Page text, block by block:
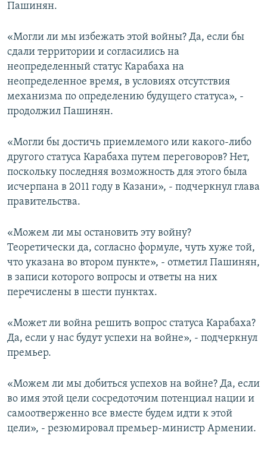
Пашинян.
«Могли ли мы избежать этой войны? Да, если бы
сдали территории и согласились на
неопределенный статус Карабаха на
неопределенное время, в условиях отсутствия
механизма по определению будущего статуса», -
продолжил Пашинян.
«Могли бы достичь приемлемого или какого-либо
другого статуса Карабаха путем переговоров? Нет,
поскольку последняя возможность для этого была
исчерпана в 2011 году в Казани», - подчеркнул глава
правительства.
«Можем ли мы остановить эту войну?
Теоретически да, согласно формуле, чуть хуже той,
что указана во втором пункте», - отметил Пашинян,
в записи которого вопросы и ответы на них
перечислены в шести пунктах.
«Может ли война решить вопрос статуса Карабаха?
Да, если у нас будут успехи на войне», - подчеркнул
премьер.
«Можем ли мы добиться успехов на войне? Да, если
во имя этой цели сосредоточим потенциал нации и
самоотверженно все вместе будем идти к этой
цели», - резюмировал премьер-министр Армении.